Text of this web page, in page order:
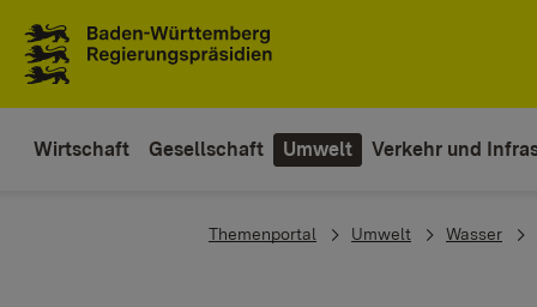
Wirtschaft Gesellschaft Umwelt Verkehr und
You are here:
Themenportal Umwelt Wasser